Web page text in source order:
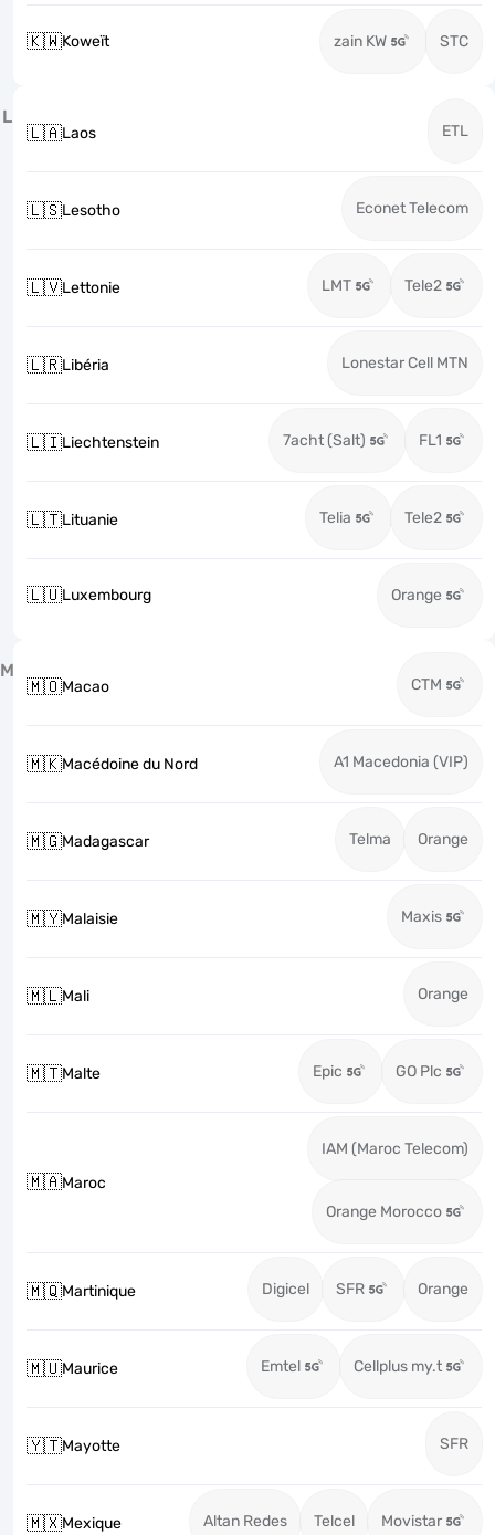
🇰🇼Koweït zain KW STC
L
🇱🇦Laos ETL
🇱🇸Lesotho Econet Telecom
🇱🇻Lettonie LMT Tele2
🇱🇷Libéria Lonestar Cell MTN
🇱🇮Liechtenstein 7acht (Salt) FL1
🇱🇹Lituanie Telia Tele2
🇱🇺Luxembourg Orange
M
🇲🇴Macao CTM
🇲🇰Macédoine du Nord A1 Macedonia (VIP)
🇲🇬Madagascar Telma Orange
🇲🇾Malaisie Maxis
🇲🇱Mali Orange
🇲🇹Malte Epic GO Plc
🇲🇦Maroc
IAM (Maroc Telecom)
Orange Morocco
🇲🇶Martinique Digicel SFR Orange
🇲🇺Maurice Emtel Cellplus my.t
🇾🇹Mayotte SFR
🇲🇽Mexique Altan Redes Telcel Movistar